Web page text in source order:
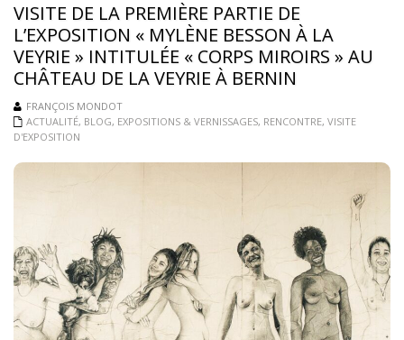
VISITE DE LA PREMIÈRE PARTIE DE
L’EXPOSITION « MYLÈNE BESSON À LA
VEYRIE » INTITULÉE « CORPS MIROIRS » AU
CHÂTEAU DE LA VEYRIE À BERNIN
FRANÇOIS MONDOT
ACTUALITÉ, BLOG, EXPOSITIONS & VERNISSAGES, RENCONTRE, VISITE
D'EXPOSITION